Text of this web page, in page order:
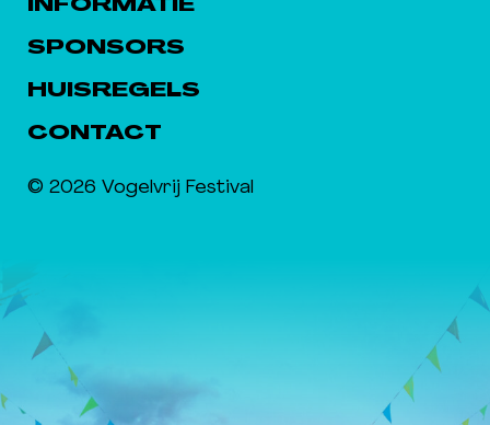
INFORMATIE
SPONSORS
HUISREGELS
CONTACT
© 2026 Vogelvrij Festival